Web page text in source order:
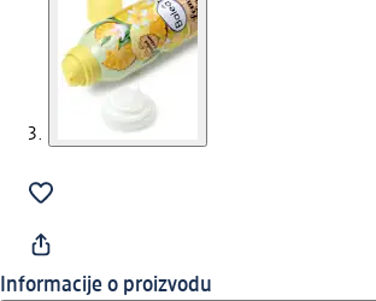
Informacije o proizvodu